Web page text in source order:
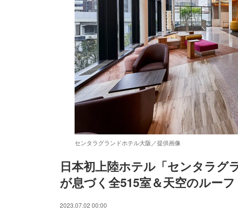
センタラグランドホテル大阪／提供画像
Unmute
日本初上陸ホテル「センタラグ
が息づく全515室＆天空のルー
2023.07.02 00:00